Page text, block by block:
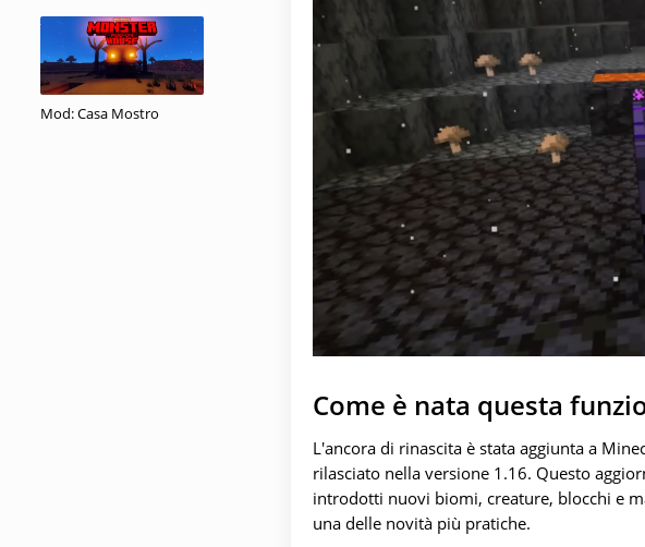
Mod: Casa Mostro
Come è nata questa
L'ancora di rinascita è stata aggiunta a
rilasciato nella versione 1.16. Questo
introdotti nuovi biomi, creature, blocchi e
una delle novità più pratiche.